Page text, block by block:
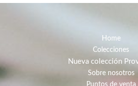
Home
Colecciones
Nueva colección
Sobre nosotros